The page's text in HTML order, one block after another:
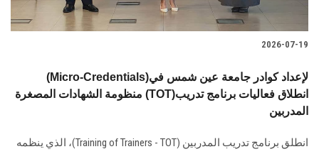
2026-07-19
(Micro-Credentials)لإعداد كوادر جامعة عين شمس في
منظومة الشهادات المصغرة (TOT)انطلاق فعاليات برنامج تدريب
المدربين
انطلق برنامج تدريب المدربين (Training of Trainers - TOT)، الذي ينظمه